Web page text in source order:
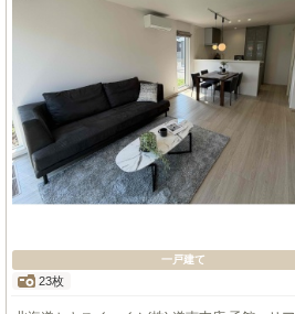
一戸建て
23枚